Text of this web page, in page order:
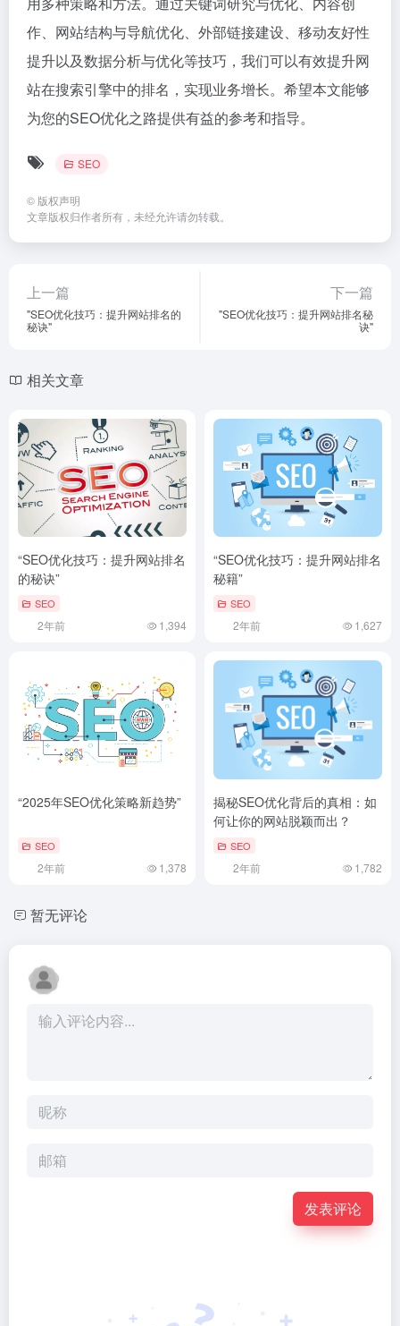
作、网站结构与导航优化、外部链接建设、移动友好性
提升以及数据分析与优化等技巧，我们可以有效提升网
站在搜索引擎中的排名，实现业务增长。希望本文能够
为您的SEO优化之路提供有益的参考和指导。
SEO
© 版权声明
文章版权归作者所有，未经允许请勿转载。
上一篇
"SEO优化技巧：提升网站排名的
秘诀"
下一篇
"SEO优化技巧：提升网站排名秘
诀"
相关文章
“SEO优化技巧：提升网站排名
的秘诀”
SEO
2年前 1,394
“SEO优化技巧：提升网站排名
秘籍”
SEO
2年前 1,627
“2025年SEO优化策略新趋势”
SEO
2年前 1,378
揭秘SEO优化背后的真相：如
何让你的网站脱颖而出？
SEO
2年前 1,782
暂无评论
发表评论